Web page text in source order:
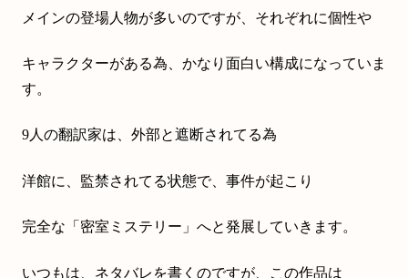
メインの登場人物が多いのですが、それぞれに個性や
キャラクターがある為、かなり面白い構成になっていま
す。
9人の翻訳家は、外部と遮断されてる為
洋館に、監禁されてる状態で、事件が起こり
完全な「密室ミステリー」へと発展していきます。
いつもは、ネタバレを書くのですが、この作品は